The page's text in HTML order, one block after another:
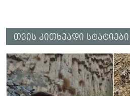
თვის კითხვადი სტატიები